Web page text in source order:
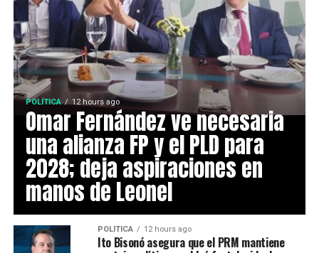
POLÍTICA 12 hours ago
Omar Fernández ve necesaria
una alianza FP y el PLD para
2028; deja aspiraciones en
manos de Leonel
POLÍTICA 12 hours ago
Ito Bisonó asegura que el PRM mantiene